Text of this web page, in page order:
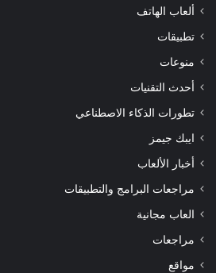
ألعاب الهاتف
تطبيقات
منوعات
أحدث التقنيات
تطورات الذكاء الاصطناعي
ايبك جيمز
أخبار الألعاب
مراجعات البرامج والتطبيقات
العاب مجانية
مراجعات
مواقع